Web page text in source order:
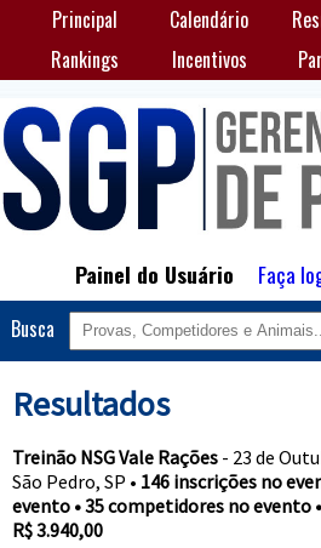
Principal Calendário
Rankings
Incentivos
Painel do Usuário Faça
Busca
Resultados
Treinão NSG Vale Rações- 23 de
São Pedro, SP • 146 inscrições no
evento • 35 competidores no evento
R$ 3.940,00